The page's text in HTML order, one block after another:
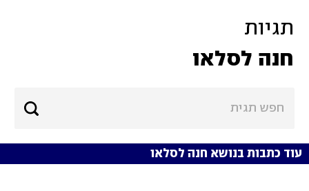
תגיות
חנה לסלאו
עוד כתבות בנושא חנה לסלאו